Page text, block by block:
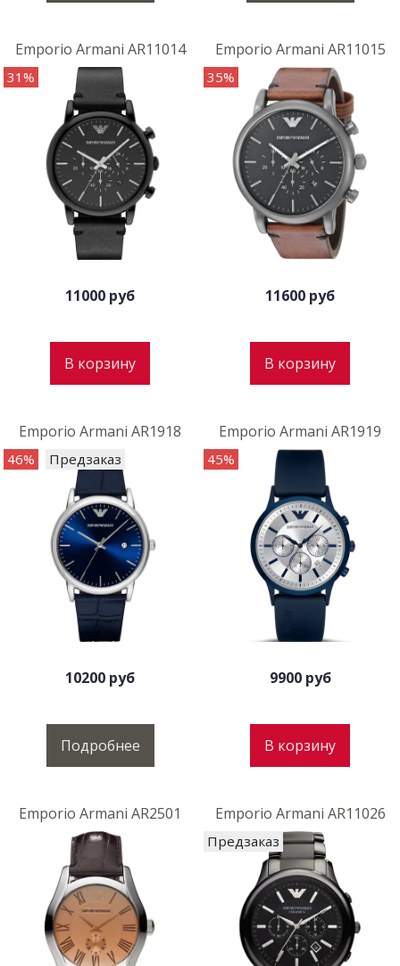
Emporio Armani AR11014 Emporio Armani AR11015
31%
11000 руб
В корзину
Emporio Armani AR1918
35%
11600 руб
В корзину
Emporio Armani AR1919
46% Предзаказ
10200 руб
Подробнее
Emporio Armani AR2501
45%
9900 руб
В корзину
Emporio Armani AR11026
Предзаказ